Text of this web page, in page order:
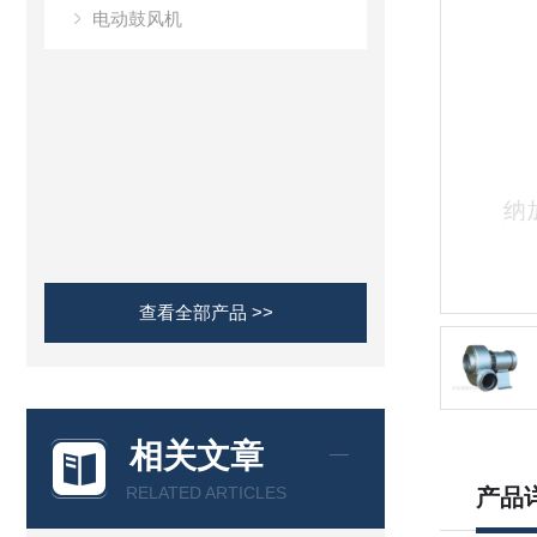
电动鼓风机
查看全部产品 >>
相关文章
RELATED ARTICLES 产品